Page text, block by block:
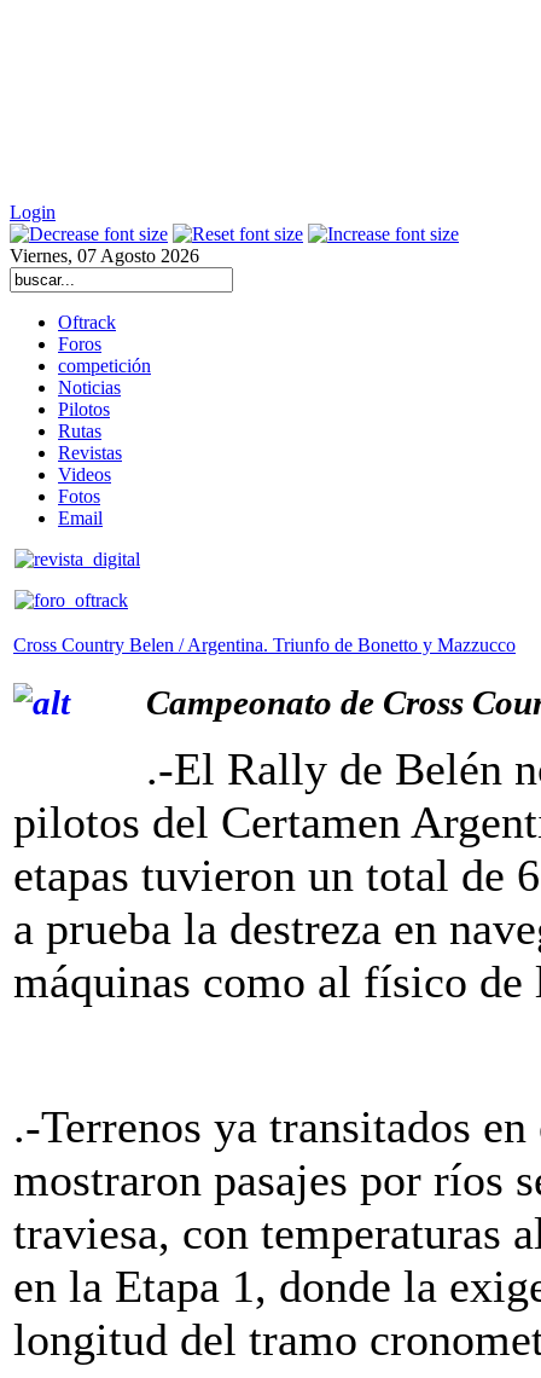
Login
Viernes, 07 Agosto 2026
Oftrack
Foros
competición
Noticias
Pilotos
Rutas
Revistas
Videos
Fotos
Email
Cross Country Belen / Argentina. Triunfo de Bonetto y Mazzucco
Campeonato de Cross
.-El Rally de Belén
pilotos del Certamen
etapas tuvieron un total de
a prueba la destreza en
máquinas como al físico de
.-Terrenos ya transitados
mostraron pasajes por ríos
traviesa, con temperaturas
en la Etapa 1, donde la
longitud del tramo